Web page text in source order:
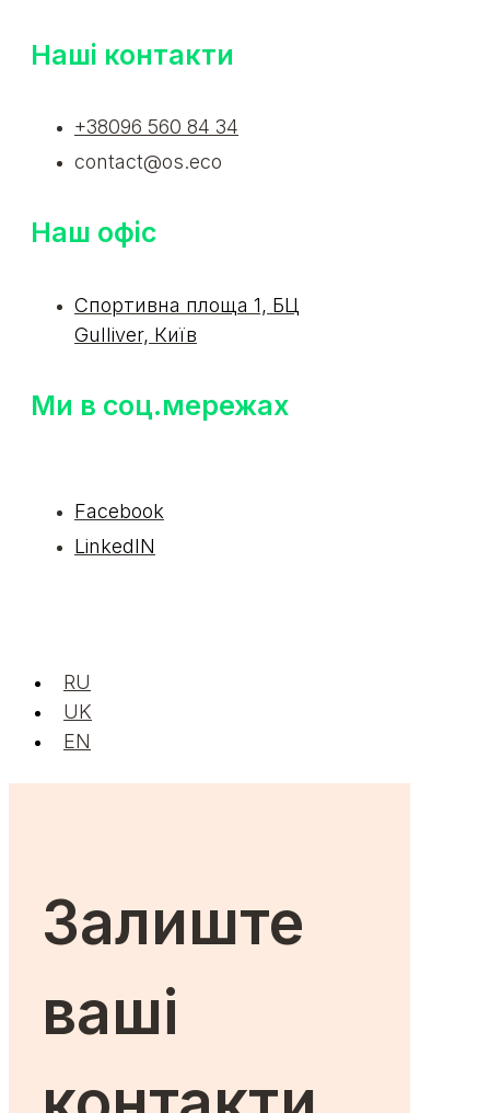
Наші контакти
+38096 560 84 34
contact@os.eco
Наш офіс
Спортивна площа 1, БЦ
Gulliver, Київ
Ми в соц.мережах
Facebook
LinkedIN
RU
UK
EN
Залиште
ваші